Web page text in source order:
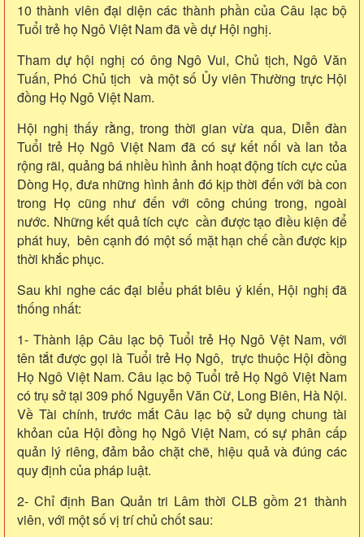
10 thành viên đại diện các thành phần của Câu lạc bộ
Tuổi trẻ họ Ngô Việt Nam đã về dự Hội nghị.
Tham dự hội nghị có ông Ngô Vui, Chủ tịch, Ngô Văn
Tuấn, Phó Chủ tịch và một số Ủy viên Thường trực Hội
đồng Họ Ngô Việt Nam.
Hội nghị thấy rằng, trong thời gian vừa qua, Diễn đàn
Tuổi trẻ Họ Ngô Việt Nam đã có sự kết nối và lan tỏa
rộng rãi, quảng bá nhiều hình ảnh hoạt động tích cực của
Dòng Họ, đưa những hình ảnh đó kịp thời đến với bà con
trong Họ cũng như đến với công chúng trong, ngoài
nước. Những kết quả tích cực cần được tạo điều kiện để
phát huy, bên cạnh đó một số mặt hạn chế cần được kịp
thời khắc phục.
Sau khi nghe các đại biểu phát biêu ý kiến, Hội nghị đã
thống nhất:
1- Thành lập Câu lạc bộ Tuổi trẻ Họ Ngô Vệt Nam, với
tên tắt được gọi là Tuổi trẻ Họ Ngô, trực thuộc Hội đồng
Họ Ngô Việt Nam. Câu lạc bộ Tuổi trẻ Họ Ngô Việt Nam
có trụ sở tại 309 phố Nguyễn Văn Cừ, Long Biên, Hà Nội.
Về Tài chính, trước mắt Câu lạc bộ sử dụng chung tài
khỏan của Hội đồng họ Ngô Việt Nam, có sự phân cấp
quản lý riêng, đảm bảo chặt chẽ, hiệu quả và đúng các
quy định của pháp luật.
2- Chỉ định Ban Quản tri Lâm thời CLB gồm 21 thành
viên, với một số vị trí chủ chốt sau: